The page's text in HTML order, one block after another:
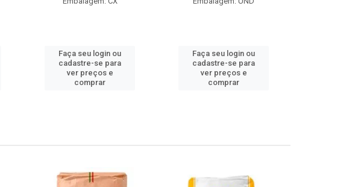
Faça seu login ou
cadastre-se para
ver preços e
comprar
Faça seu login ou
cadastre-se para
ver preços e
comprar